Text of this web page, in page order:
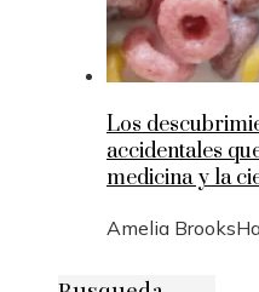
Los
accidentales
medicina y la
Amelia Brooks